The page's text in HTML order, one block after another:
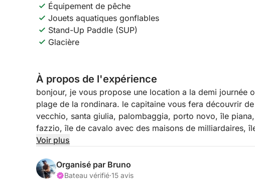
Équipement de pêche
Jouets aquatiques gonflables
Stand-Up Paddle (SUP)
Glacière
À propos de l'expérience
bonjour, je vous propose une location a la demi journée
plage de la rondinara. le capitaine vous fera découvrir
vecchio, santa giulia, palombaggia, porto novo, île
fazzio, île de cavalo avec des maisons de milliardaires,
bonifacio.
parking pas très cher pour stationner, ainsi qu un seul ponton pour embarquer et se retrouver
c'est plus facile ! étant sur place ça me permet aussi de
Voir plus
Organisé par Bruno
Bateau vérifié·15 avis